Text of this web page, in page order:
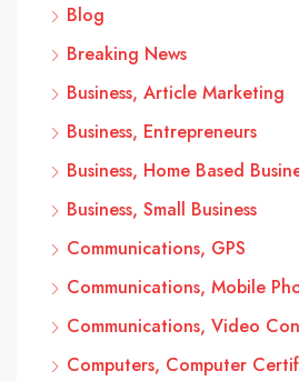
Blog
Breaking News
Business, Article Marketing
Business, Entrepreneurs
Business, Home Based
Business, Small Business
Communications, GPS
Communications, Mobile
Communications, Video
Computers, Computer